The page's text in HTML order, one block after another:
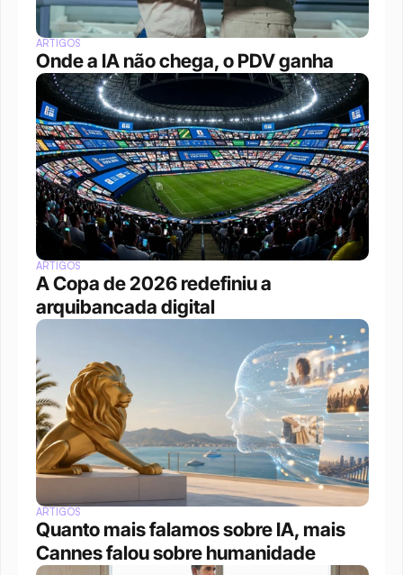
ARTIGOS
Onde a IA não chega, o PDV ganha
ARTIGOS
A Copa de 2026 redefiniu a
arquibancada digital
ARTIGOS
Quanto mais falamos sobre IA, mais
Cannes falou sobre humanidade